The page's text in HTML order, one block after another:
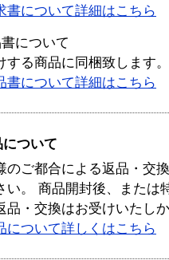
書について詳細はこちら
について
する商品に同梱致します。
書について詳細はこちら
について
のご都合による返品・交
い。 商品開封後、または
品・交換はお受けいたし
について詳しくはこちら